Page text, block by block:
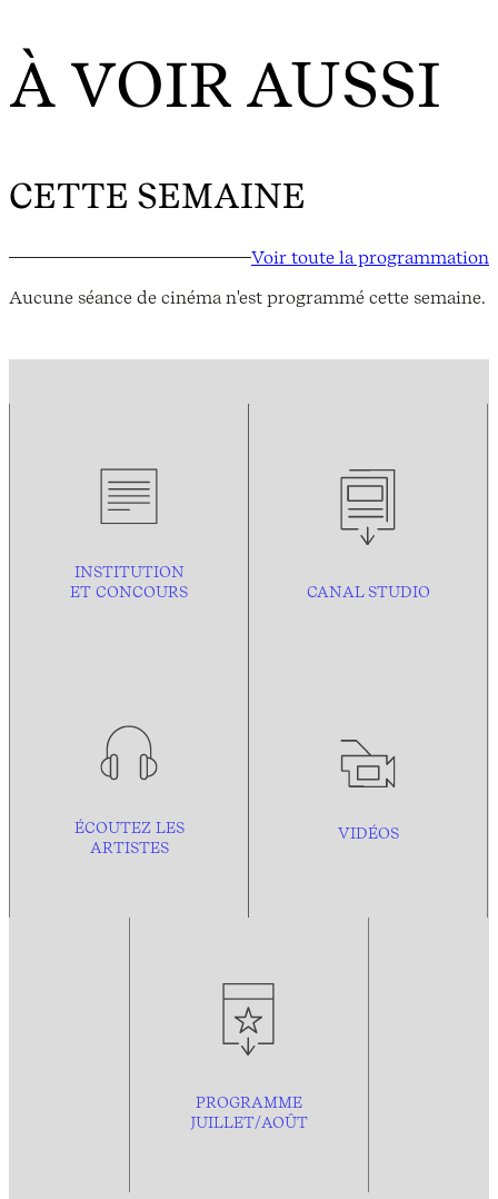
À VOIR AUSSI
CETTE SEMAINE
Voir toute la programmation
Aucune séance de cinéma n'est programmé cette semaine.
INSTITUTION
ET CONCOURS
CANAL STUDIO
ÉCOUTEZ LES
ARTISTES
VIDÉOS
PROGRAMME
JUILLET/AOÛT